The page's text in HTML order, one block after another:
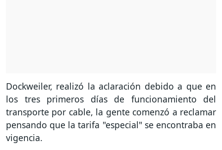
Dockweiler, realizó la aclaración debido a que en
los tres primeros días de funcionamiento del
transporte por cable, la gente comenzó a reclamar
pensando que la tarifa "especial" se encontraba en
vigencia.